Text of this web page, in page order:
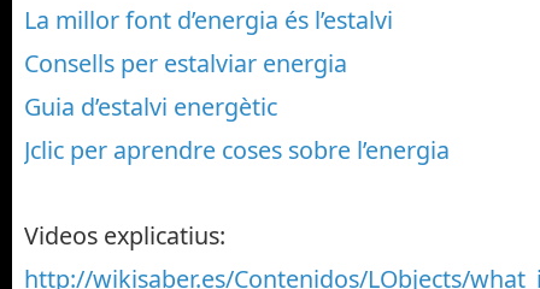
La millor font d’energia és l’estalvi
Consells per estalviar energia
Guia d’estalvi energètic
Jclic per aprendre coses sobre l’energia
Videos explicatius:
http://wikisaber.es/Contenidos/LObjects/